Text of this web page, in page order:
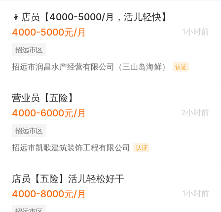
👦店员【4000-5000/月，活儿轻快】
4000-5000元/月
1小时前
招远市区
招远市润昌水产经营有限公司（三山岛海鲜） 认证
营业员【五险】
4000-6000元/月
2小时前
招远市区
招远市凯歌建筑装饰工程有限公司 认证
店员【五险】活儿轻松好干
4000-8000元/月
1小时前